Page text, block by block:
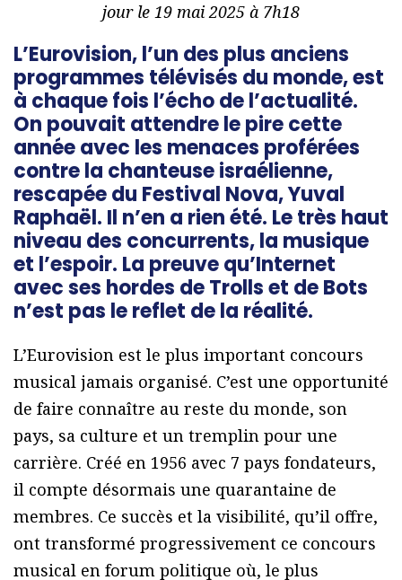
jour le 19 mai 2025 à 7h18
L’Eurovision, l’un des plus anciens
programmes télévisés du monde, est
à chaque fois l’écho de l’actualité.
On pouvait attendre le pire cette
année avec les menaces proférées
contre la chanteuse israélienne,
rescapée du Festival Nova, Yuval
Raphaël. Il n’en a rien été. Le très haut
niveau des concurrents, la musique
et l’espoir. La preuve qu’Internet
avec ses hordes de Trolls et de Bots
n’est pas le reflet de la réalité.
L’Eurovision est le plus important concours
musical jamais organisé. C’est une opportunité
de faire connaître au reste du monde, son
pays, sa culture et un tremplin pour une
carrière. Créé en 1956 avec 7 pays fondateurs,
il compte désormais une quarantaine de
membres. Ce succès et la visibilité, qu’il offre,
ont transformé progressivement ce concours
musical en forum politique où, le plus